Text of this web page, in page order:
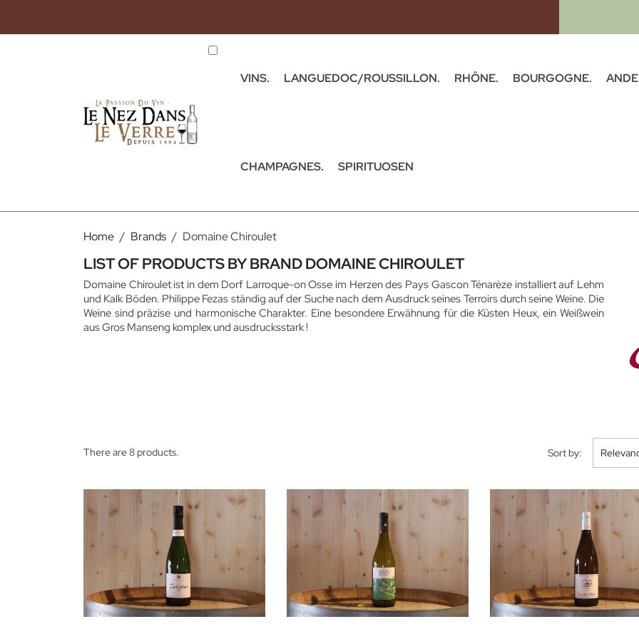
VINS. LANGUEDOC/ROUSSILLON. RHÔNE. BOURGOGNE.
CHAMPAGNES. SPIRITUOSEN
Home Brands Domaine Chiroulet
LIST OF PRODUCTS BY BRAND DOMAINE CHIROULET
Domaine Chiroulet ist in dem Dorf Larroque-on Osse im Herzen des Pays Gascon Ténarèze installiert auf Lehm
und Kalk Böden. Philippe Fezas ständig auf der Suche nach dem Ausdruck seines Terroirs durch seine Weine. Die
Weine sind präzise und harmonische Charakter. Eine besondere Erwähnung für die Küsten Heux, ein Weißwein
aus Gros Manseng komplex und ausdrucksstark !
There are 8 products. Sort by: